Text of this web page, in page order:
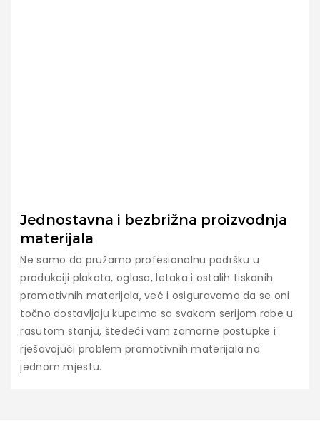
Jednostavna i bezbrižna proizvodnja
materijala
Ne samo da pružamo profesionalnu podršku u
produkciji plakata, oglasa, letaka i ostalih tiskanih
promotivnih materijala, već i osiguravamo da se oni
točno dostavljaju kupcima sa svakom serijom robe u
rasutom stanju, štedeći vam zamorne postupke i
rješavajući problem promotivnih materijala na
jednom mjestu.